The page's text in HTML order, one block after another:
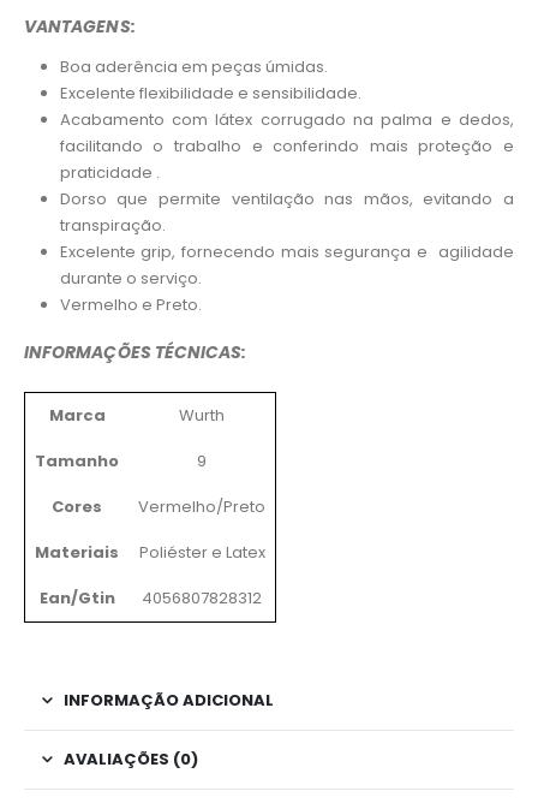
VANTAGENS:
Boa aderência em peças úmidas.
Excelente flexibilidade e sensibilidade.
Acabamento com látex corrugado na palma e dedos,
facilitando o trabalho e conferindo mais proteção e
praticidade .
Dorso que permite ventilação nas mãos, evitando a
transpiração.
Excelente grip, fornecendo mais segurança e agilidade
durante o serviço.
Vermelho e Preto.
INFORMAÇÕES TÉCNICAS:
Marca
Wurth
Tamanho
9
Cores
Vermelho/Preto
Materiais
Poliéster e Latex
Ean/Gtin
4056807828312
INFORMAÇÃO ADICIONAL
AVALIAÇÕES (0)